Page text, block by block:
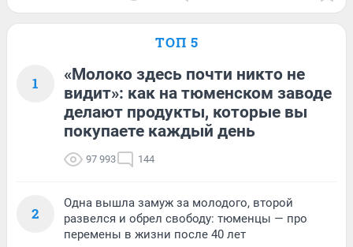
ТОП 5
1
«Молоко здесь почти никто не
видит»: как на тюменском заводе
делают продукты, которые вы
покупаете каждый день
97 993 144
2
Одна вышла замуж за молодого, второй
развелся и обрел свободу: тюменцы — про
перемены в жизни после 40 лет